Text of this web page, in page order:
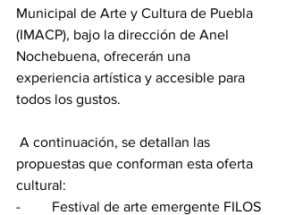
Municipal de Arte y Cultura de Puebla
(IMACP), bajo la dirección de Anel
Nochebuena, ofrecerán una
experiencia artística y accesible para
todos los gustos.
propuestas que conforman esta oferta
cultural:
-	Festival de arte emergente FILOS